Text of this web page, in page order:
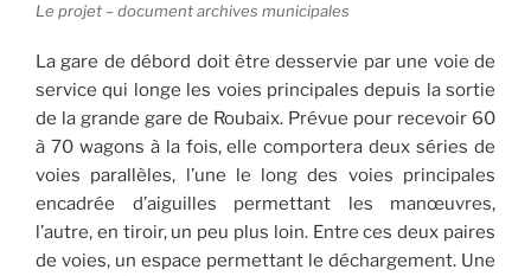
Le projet – document archives municipales
La gare de débord doit être desservie par une voie de
service qui longe les voies principales depuis la sortie
de la grande gare de Roubaix. Prévue pour recevoir 60
à 70 wagons à la fois, elle comportera deux séries de
voies parallèles, l’une le long des voies principales
encadrée d’aiguilles permettant les manœuvres,
l’autre, en tiroir, un peu plus loin. Entre ces deux paires
de voies, un espace permettant le déchargement. Une